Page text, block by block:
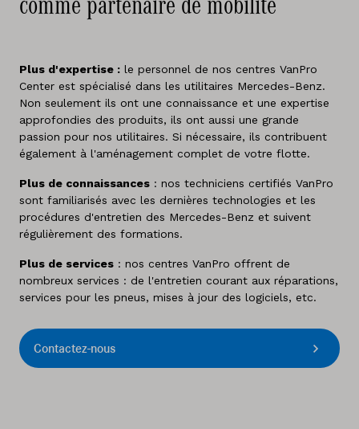
comme partenaire de mobilité
Plus d'expertise : le personnel de nos centres VanPro
Center est spécialisé dans les utilitaires Mercedes-Benz.
Non seulement ils ont une connaissance et une expertise
approfondies des produits, ils ont aussi une grande
passion pour nos utilitaires. Si nécessaire, ils contribuent
également à l'aménagement complet de votre flotte.
Plus de connaissances : nos techniciens certifiés VanPro
sont familiarisés avec les dernières technologies et les
procédures d'entretien des Mercedes-Benz et suivent
régulièrement des formations.
Plus de services : nos centres VanPro offrent de
nombreux services : de l'entretien courant aux réparations,
services pour les pneus, mises à jour des logiciels, etc.
Contactez-nous